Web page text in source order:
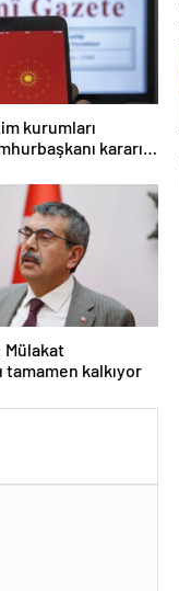
kurumları
kararı
Mülakat
tamamen kalkıyor